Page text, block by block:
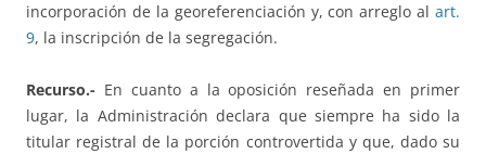
incorporación de la georeferenciación y, con arreglo al art.
9, la inscripción de la segregación.
Recurso.- En cuanto a la oposición reseñada en primer
lugar, la Administración declara que siempre ha sido la
titular registral de la porción controvertida y que, dado su